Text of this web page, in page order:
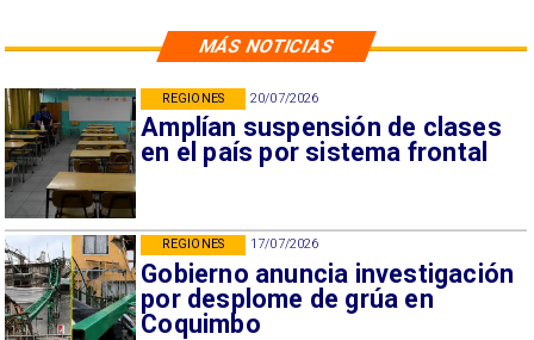
MÁS NOTICIAS
20/07/2026
Amplían suspensión de clases
en el país por sistema frontal
REGIONES
17/07/2026
Gobierno anuncia investigación
por desplome de grúa en
Coquimbo
REGIONES